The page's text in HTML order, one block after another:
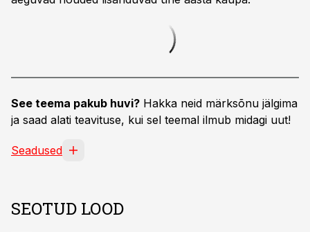
See teema pakub huvi? Hakka neid märksõnu jälgima
ja saad alati teavituse, kui sel teemal ilmub midagi uut!
Seadused
SEOTUD LOOD